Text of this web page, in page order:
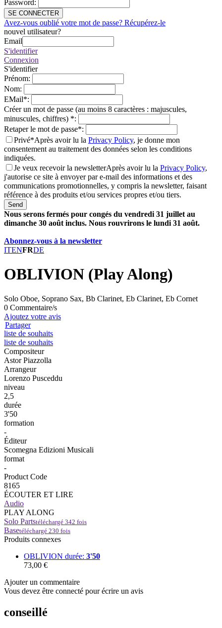
Password:
SE CONNECTER
Avez-vous oublié votre mot de passe? Récupérez-le
nouvel utilisateur?
Email
S'identifier
Connexion
S'identifier
Prénom:
Nom:
EMail*:
Créer un mot de passe (au moins 8 caractères : majuscules,
minuscules, chiffres) *:
Retaper le mot de passe*:
Privé*Après avoir lu la Privacy Policy, je donne mon
consentement au traitement des données selon les conditions
indiquées.
Je veux recevoir la newsletterAprès avoir lu la Privacy Policy,
j'autorise ce site à envoyer par e-mail des informations et des
communications promotionnelles, y compris la newsletter, faisant
référence à des produits et/ou services propres et/ou tiers.
Send
Nous serons fermés pour congés du vendredi 31 juillet au
dimanche 30 août inclus. Nous rouvrirons le lundi 31 août.
Abonnez-vous à la newsletter
ITENFRDE
OBLIVION (Play Along)
Solo Oboe, Soprano Sax, Bb Clarinet, Eb Clarinet, Eb Cornet
0 Commentaire/s
Ajoutez votre avis
Partager
liste de souhaits
liste de souhaits
Compositeur
Astor Piazzolla
Arrangeur
Lorenzo Pusceddu
niveau
2,5
durée
3'50
formation
-
Éditeur
Scomegna Edizioni Musicali
format
-
Product Code
8165
ÉCOUTER ET LIRE
Audio
PLAY ALONG
Solo Partstéléchargé 342 fois
Basetéléchargé 230 fois
Produits connexes
OBLIVION durée: 3'50
73,00 €
Ajouter un commentaire
Vous devez être connecté pour écrire un avis
conseillé